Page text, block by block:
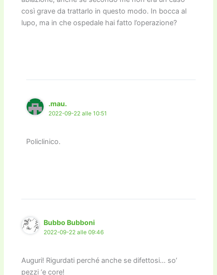
così grave da trattarlo in questo modo. In bocca al
lupo, ma in che ospedale hai fatto l’operazione?
.mau.
2022-09-22 alle 10:51
Policlinico.
Bubbo Bubboni
2022-09-22 alle 09:46
Auguri! Rigurdati perché anche se difettosi… so’
pezzi ‘e core!